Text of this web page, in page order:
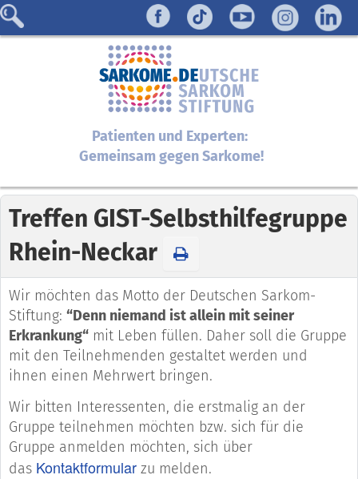
Patienten und Experten:
Gemeinsam gegen Sarkome!
Treffen GIST-Selbsthilfegruppe
Rhein-Neckar
Wir möchten das Motto der Deutschen Sarkom-
Stiftung: “Denn niemand ist allein mit seiner
Erkrankung“ mit Leben füllen. Daher soll die Gruppe
mit den Teilnehmenden gestaltet werden und
ihnen einen Mehrwert bringen.
Wir bitten Interessenten, die erstmalig an der
Gruppe teilnehmen möchten bzw. sich für die
Gruppe anmelden möchten, sich über
das Kontaktformular zu melden.